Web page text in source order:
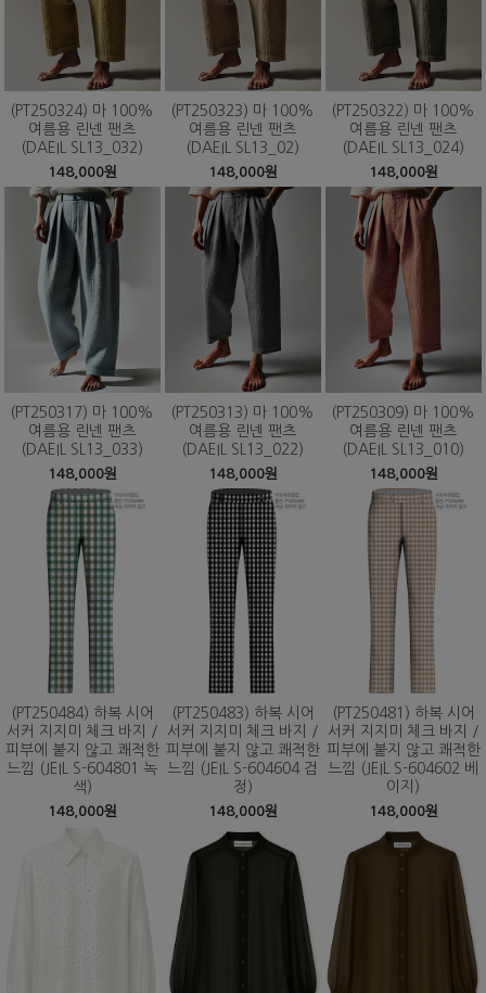
(PT250324) 마 100%
여름용 린넨 팬츠
(DAEIL SL13_032)
148,000원
(PT250323) 마 100%
여름용 린넨 팬츠
(DAEIL SL13_02)
148,000원
(PT250322) 마 100%
여름용 린넨 팬츠
(DAEIL SL13_024)
148,000원
(PT250317) 마 100%
여름용 린넨 팬츠
(DAEIL SL13_033)
148,000원
(PT250313) 마 100%
여름용 린넨 팬츠
(DAEIL SL13_022)
148,000원
(PT250309) 마 100%
여름용 린넨 팬츠
(DAEIL SL13_010)
148,000원
(PT250484) 하복 시어
서커 지지미 체크 바지 /
피부에 붙지 않고 쾌적한
느낌 (JEIL S-604801 녹
색)
148,000원
(PT250483) 하복 시어
서커 지지미 체크 바지 /
피부에 붙지 않고 쾌적한
느낌 (JEIL S-604604 검
정)
148,000원
(PT250481) 하복 시어
서커 지지미 체크 바지 /
피부에 붙지 않고 쾌적한
느낌 (JEIL S-604602 베
이지)
148,000원